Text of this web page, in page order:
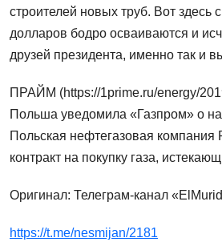
строителей новых труб. Вот
долларов бодро осваиваются и
друзей президента, именно так и
ПРАЙМ (https://1prime.ru/energy/
Польша уведомила «Газпром» о
Польская нефтегазовая
контракт на покупку газа,
Оригинал: Телеграм-канал
https://t.me/nesmijan/2181